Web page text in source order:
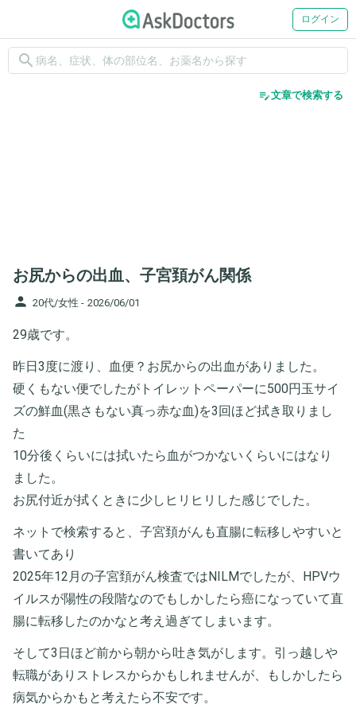
ログイン
search
edit_note文章で検索する
お尻からの出血、子宮頚がん関係
person 20代/女性 - 2026/06/01
29歳です。
昨日3度に渡り、血便？お尻からの出血がありました。
硬くもない便でしたがトイレットペーパーに500円玉サイ
ズの鮮血(黒さもない真っ赤な血)を3回ほど拭き取りまし
た
10分後くらいには拭いたら血がつかないくらいにはなり
ました。
お尻付近が拭くときに少しヒリヒリした感じでした。
ネットで検索すると、子宮頚がんも直腸に転移しやすいと
書いてあり
2025年12月の子宮頚がん検査ではNILMでしたが、HPVウ
イルスが陽性の段階なのでもしかしたら癌になっていて直
腸に転移したのかなと考え過ぎてしまいます。
そして3日ほど前から朝から吐き気がします。引っ越しや
転職がありストレスからかもしれませんが、もしかしたら
病気からかもと考えたら不安です。